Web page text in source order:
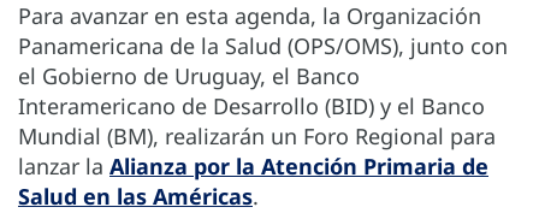
Para avanzar en esta agenda, la Organización
Panamericana de la Salud (OPS/OMS), junto con
el Gobierno de Uruguay, el Banco
Interamericano de Desarrollo (BID) y el Banco
Mundial (BM), realizarán un Foro Regional para
lanzar la Alianza por la Atención Primaria de
Salud en las Américas.